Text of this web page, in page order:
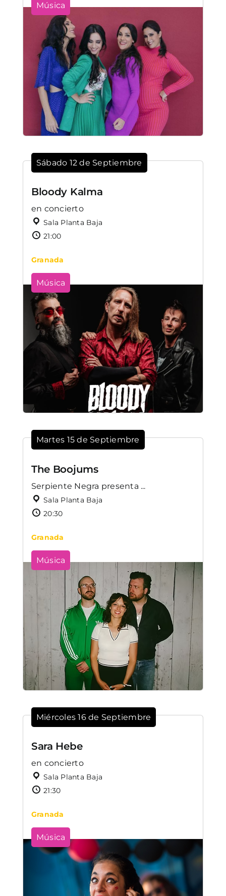
Música
Sábado 12 de Septiembre
Bloody Kalma
en concierto
Sala Planta Baja
21:00
Granada
Música
Martes 15 de Septiembre
The Boojums
Serpiente Negra presenta ...
Sala Planta Baja
20:30
Granada
Música
Miércoles 16 de Septiembre
Sara Hebe
en concierto
Sala Planta Baja
21:30
Granada
Música